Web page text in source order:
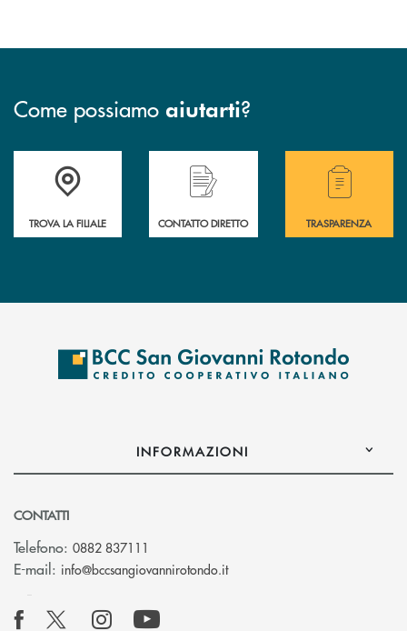
Come possiamo aiutarti?
Accedi all' elenco completo delle filiali della BCC San Giovanni
TROVA LA FILIALE
Hai bisogno di assistenza immediata?
CONTATTO DIRETTO
Hai bisogno di
TRASPARENZA
INFORMAZIONI
CONTATTI
Telefono: 0882 837111
E-mail: info@bccsangiovannirotondo.it(si apre l’app di posta